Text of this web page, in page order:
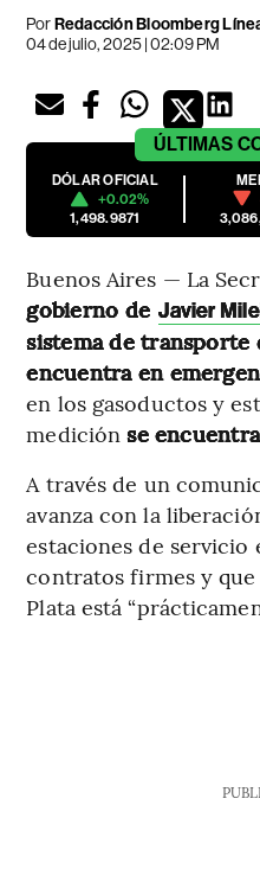
PorRedacción Bloomberg
04 de julio, 2025 | 02:09 PM
ÚLTIMAS
DÓLAR OFICIAL
+0.02%
1,498.9871
Buenos Aires — La
gobierno de Javier
sistema de transporte
encuentra en
en los gasoductos y
mediciónse
A través de un
avanza con la
estaciones de servicio
contratos firmes y
Plata está